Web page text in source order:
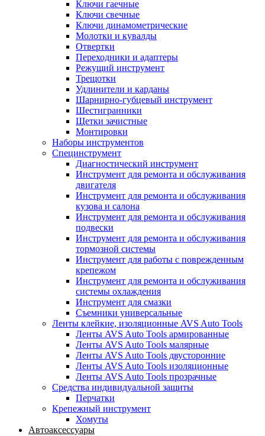
Ключи гаечные
Ключи свечные
Ключи динамометрические
Молотки и кувалды
Отвертки
Переходники и адаптеры
Режущий инструмент
Трещотки
Удлинители и карданы
Шарнирно-губцевый инструмент
Шестигранники
Щетки зачистные
Монтировки
Наборы инструментов
Специнструмент
Диагностический инструмент
Инструмент для ремонта и обслуживания
двигателя
Инструмент для ремонта и обслуживания
кузова и салона
Инструмент для ремонта и обслуживания
подвески
Инструмент для ремонта и обслуживания
тормозной системы
Инструмент для работы с поврежденным
крепежом
Инструмент для ремонта и обслуживания
системы охлаждения
Инструмент для смазки
Съемники универсальные
Ленты клейкие, изоляционные AVS Auto Tools
Ленты AVS Auto Tools армированные
Ленты AVS Auto Tools малярные
Ленты AVS Auto Tools двусторонние
Ленты AVS Auto Tools изоляционные
Ленты AVS Auto Tools прозрачные
Средства индивидуальной защиты
Перчатки
Крепежный инструмент
Хомуты
Автоаксессуары